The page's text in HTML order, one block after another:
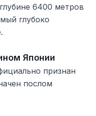
6400 метров
глубоко
Японии
признан
послом